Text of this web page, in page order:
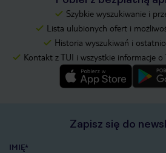
Szybkie wyszukiwanie i
Lista ulubionych ofert i
Historia wyszukiwań i
Kontakt z TUI i wszystkie informacje o
Zapisz się do
IMIĘ*